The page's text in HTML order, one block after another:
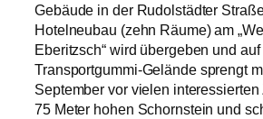
Gebäude in der Rudolstädter
Hotelneubau (zehn Räume) am
Eberitzsch“ wird übergeben und
Transportgummi-Gelände sprengt
September vor vielen
75 Meter hohen Schornstein und